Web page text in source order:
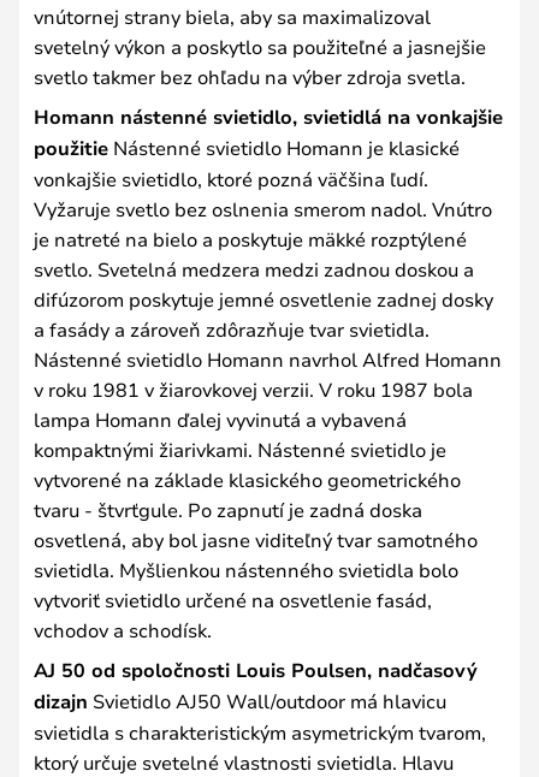
vnútornej strany biela, aby sa maximalizoval
svetelný výkon a poskytlo sa použiteľné a jasnejšie
svetlo takmer bez ohľadu na výber zdroja svetla.
Homann nástenné svietidlo, svietidlá na vonkajšie
použitie Nástenné svietidlo Homann je klasické
vonkajšie svietidlo, ktoré pozná väčšina ľudí.
Vyžaruje svetlo bez oslnenia smerom nadol. Vnútro
je natreté na bielo a poskytuje mäkké rozptýlené
svetlo. Svetelná medzera medzi zadnou doskou a
difúzorom poskytuje jemné osvetlenie zadnej dosky
a fasády a zároveň zdôrazňuje tvar svietidla.
Nástenné svietidlo Homann navrhol Alfred Homann
v roku 1981 v žiarovkovej verzii. V roku 1987 bola
lampa Homann ďalej vyvinutá a vybavená
kompaktnými žiarivkami. Nástenné svietidlo je
vytvorené na základe klasického geometrického
tvaru - štvrťgule. Po zapnutí je zadná doska
osvetlená, aby bol jasne viditeľný tvar samotného
svietidla. Myšlienkou nástenného svietidla bolo
vytvoriť svietidlo určené na osvetlenie fasád,
vchodov a schodísk.
AJ 50 od spoločnosti Louis Poulsen, nadčasový
dizajn Svietidlo AJ50 Wall/outdoor má hlavicu
svietidla s charakteristickým asymetrickým tvarom,
ktorý určuje svetelné vlastnosti svietidla. Hlavu